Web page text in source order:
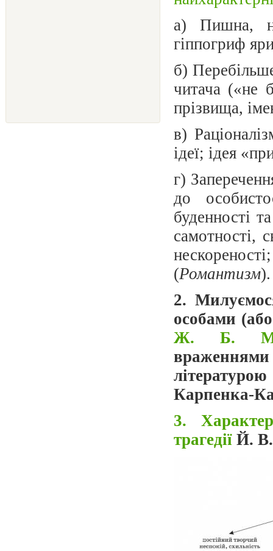
а) Пишна,
гіппогриф
б)
читача («не
прізвища,
в)
ідеї; ідея
г)
до
буденності
самотності,
(Романтизм).
2.
особами
Ж. Б.
Карпенка-
3.
трагедії Й. В.